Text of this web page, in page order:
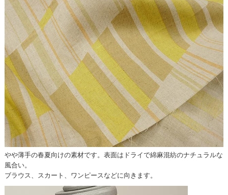
やや薄手の春夏向けの素材です。表面はドライで綿麻混紡のナチュラルな
風合い。
ブラウス、スカート、ワンピースなどに向きます。